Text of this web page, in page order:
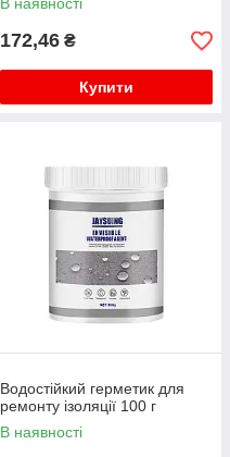
172,46 ₴
Купити
Водостійкий герметик для
ремонту ізоляції 100 г
В наявності